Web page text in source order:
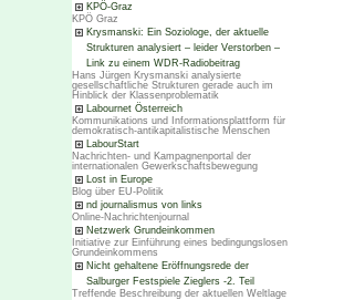
KPÖ-Graz
KPÖ Graz
Krysmanski: Ein Soziologe, der aktuelle
Strukturen analysiert – leider Verstorben –
Link zu einem WDR-Radiobeitrag
Hans Jürgen Krysmanski analysierte
gesellschaftliche Strukturen gerade auch im
Hinblick der Klassenproblematik
Labournet Österreich
Kommunikations und Informationsplattform für
demokratisch-antikapitalistische Menschen
LabourStart
Nachrichten- und Kampagnenportal der
internationalen Gewerkschaftsbewegung
Lost in Europe
Blog über EU-Politik
nd journalismus von links
Online-Nachrichtenjournal
Netzwerk Grundeinkommen
Initiative zur Einführung eines bedingungslosen
Grundeinkommens
Nicht gehaltene Eröffnungsrede der
Salburger Festspiele Zieglers -2. Teil
Treffende Beschreibung der aktuellen Weltlage